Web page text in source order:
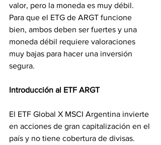
valor, pero la moneda es muy débil.
Para que el ETG de ARGT funcione
bien, ambos deben ser fuertes y una
moneda débil requiere valoraciones
muy bajas para hacer una inversión
segura.
Introducción al ETF ARGT
El ETF Global X MSCI Argentina invierte
en acciones de gran capitalización en el
país y no tiene cobertura de divisas.